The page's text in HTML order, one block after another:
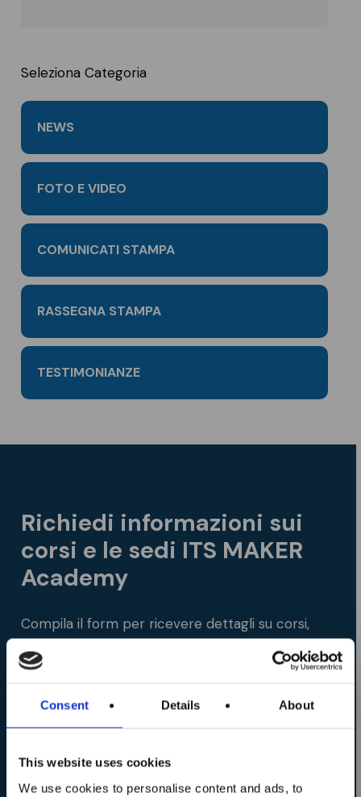
Consent Details About
This website uses cookies
We use cookies to personalise content and ads, to
Seleziona Categoria
NEWS
FOTO E VIDEO
COMUNICATI STAMPA
RASSEGNA STAMPA
TESTIMONIANZE
Richiedi informazioni sui
corsi e le sedi ITS MAKER
Academy
Compila il form per ricevere dettagli su corsi,
programmi, modalità di iscrizione e opportunità
di carriera.
professionale ora!
Sono aperte le
iscrizioni ai corsi
ITS MAKER